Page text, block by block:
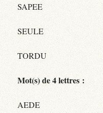
SAPEE
SEULE
TORDU
Mot(s) de 4 lettres :
AEDE